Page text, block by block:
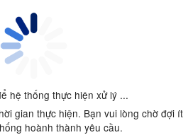
hệ thống thực hiện xử lý ...
gian thực hiện. Bạn vui lòng chờ đợi ít
hoành thành yêu cầu.